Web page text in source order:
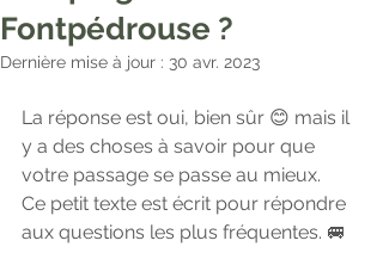
Fontpédrouse ?
Dernière mise à jour : 30 avr. 2023
La réponse est oui, bien sûr 😊 mais il
y a des choses à savoir pour que
votre passage se passe au mieux.
Ce petit texte est écrit pour répondre
aux questions les plus fréquentes. 🚐